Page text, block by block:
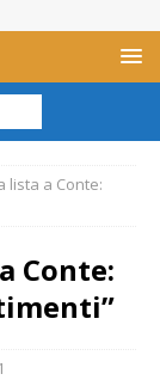
lista a Conte:
Conte:
1